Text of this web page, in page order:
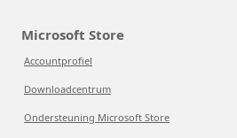
Microsoft Store
Accountprofiel
Downloadcentrum
Ondersteuning Microsoft Store